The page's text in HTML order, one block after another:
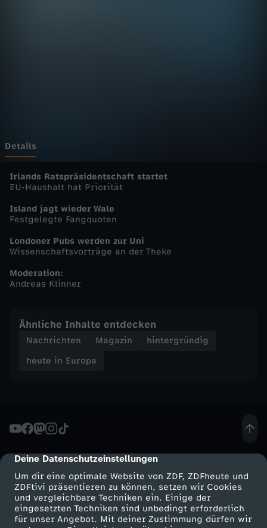
cmp-dialog-description
Deine Datenschutzeinstellungen
Um dir eine optimale Website von ZDF, ZDFheute und
ZDFtivi präsentieren zu können, setzen wir Cookies
und vergleichbare Techniken ein. Einige der
eingesetzten Techniken sind unbedingt erforderlich
für unser Angebot. Mit deiner Zustimmung dürfen wir
a
-
h
e
t
e
i
u
r
o
p
Details
Irlands Ratspräsidentschaft startet
EU-Haushalt hat Priorität
Island jagt wieder Wale
Festgelegte Fangquoten
Londoner Pubs werden zur Uni
Wissenschaftsvorträge an der Theke
Moderation:
Andreas Klinner
Ähnliche Inhalte entdecken
Nachrichten Magazin
hintergründig
heute in Europa